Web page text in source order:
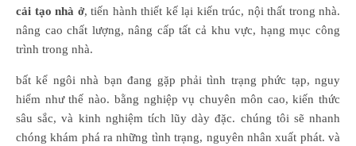
cải tạo nhà ở, tiến hành thiết kế lại kiến trúc, nội thất trong nhà.
nâng cao chất lượng, nâng cấp tất cả khu vực, hạng mục công
trình trong nhà.
bất kể ngôi nhà bạn đang gặp phải tình trạng phức tạp, nguy
hiểm như thế nào. bằng nghiệp vụ chuyên môn cao, kiến thức
sâu sắc, và kinh nghiệm tích lũy dày đặc. chúng tôi sẽ nhanh
chóng khám phá ra những tình trạng, nguyên nhân xuất phát. và